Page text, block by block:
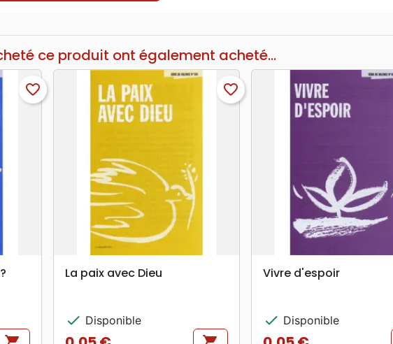
ce produit ont également acheté...
favorite_border
search APERÇU RAPIDE
favorite_border
La paix avec Dieu
check Disponible
search APERÇU RAPIDE
Vivre d'espoir
check Disponible